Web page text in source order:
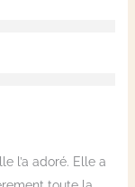
l’a adoré. Elle a